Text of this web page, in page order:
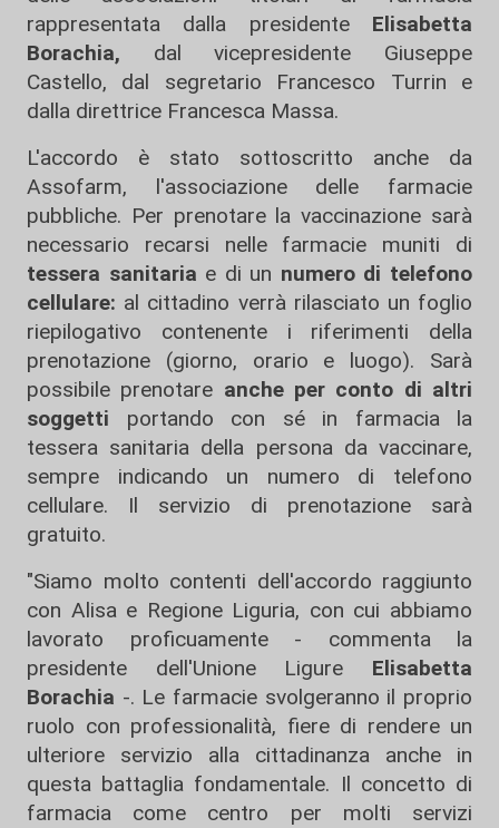
rappresentata dalla presidente Elisabetta
Borachia, dal vicepresidente Giuseppe
Castello, dal segretario Francesco Turrin e
dalla direttrice Francesca Massa.
L'accordo è stato sottoscritto anche da
Assofarm, l'associazione delle farmacie
pubbliche. Per prenotare la vaccinazione sarà
necessario recarsi nelle farmacie muniti di
tessera sanitaria e di un numero di telefono
cellulare: al cittadino verrà rilasciato un foglio
riepilogativo contenente i riferimenti della
prenotazione (giorno, orario e luogo). Sarà
possibile prenotare anche per conto di altri
soggetti portando con sé in farmacia la
tessera sanitaria della persona da vaccinare,
sempre indicando un numero di telefono
cellulare. Il servizio di prenotazione sarà
gratuito.
"Siamo molto contenti dell'accordo raggiunto
con Alisa e Regione Liguria, con cui abbiamo
lavorato proficuamente - commenta la
presidente dell'Unione Ligure Elisabetta
Borachia -. Le farmacie svolgeranno il proprio
ruolo con professionalità, fiere di rendere un
ulteriore servizio alla cittadinanza anche in
questa battaglia fondamentale. Il concetto di
farmacia come centro per molti servizi